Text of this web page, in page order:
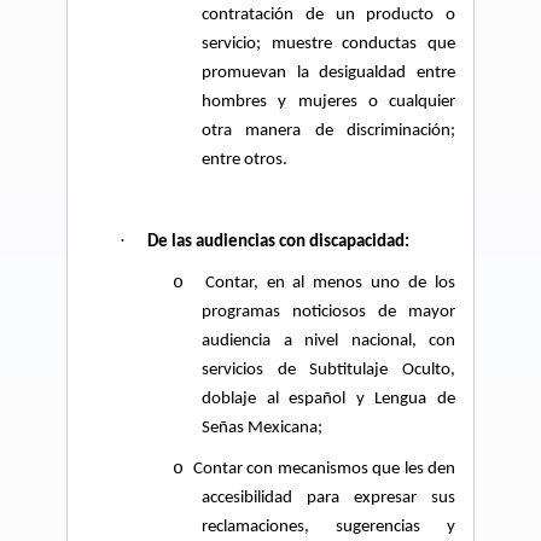
contratación de un producto o
servicio; muestre conductas que
promuevan la desigualdad entre
hombres y mujeres o cualquier
otra manera de discriminación;
entre otros.
· De las audiencias con discapacidad:
o
Contar, en al menos uno de los
programas noticiosos de mayor
audiencia a nivel nacional, con
servicios de Subtitulaje Oculto,
doblaje al español y Lengua de
Señas Mexicana;
o Contar con mecanismos que les den
accesibilidad para expresar sus
reclamaciones, sugerencias y